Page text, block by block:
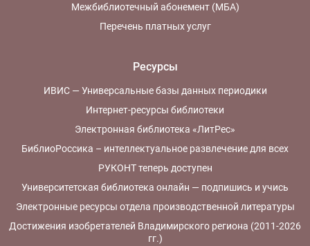
Межбиблиотечный абонемент (МБА)
Перечень платных услуг
Ресурсы
ИВИС — Универсальные базы данных периодики
Интернет-ресурсы библиотеки
Электронная библиотека «ЛитРес»
БиблиоРоссика – интеллектуальное развлечение для всех
РУКОНТ теперь доступен
Университетская библиотека онлайн — подпишись и учись
Электронные ресурсы отдела производственной литературы
Достижения изобретателей Владимирского региона (2011-2026
гг.)